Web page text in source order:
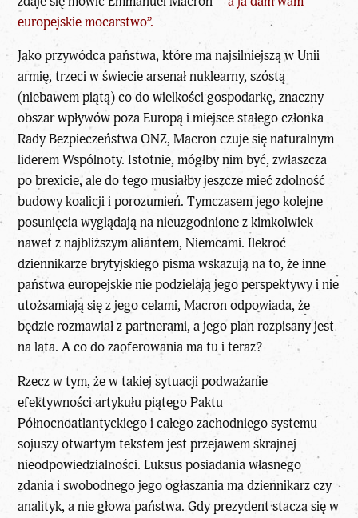
europejskie mocarstwo”.
Jako przywódca państwa, które ma najsilniejszą w Unii
armię, trzeci w świecie arsenał nuklearny, szóstą
(niebawem piątą) co do wielkości gospodarkę, znaczny
obszar wpływów poza Europą i miejsce stałego członka
Rady Bezpieczeństwa ONZ, Macron czuje się naturalnym
liderem Wspólnoty. Istotnie, mógłby nim być, zwłaszcza
po brexicie, ale do tego musiałby jeszcze mieć zdolność
budowy koalicji i porozumień. Tymczasem jego kolejne
posunięcia wyglądają na nieuzgodnione z kimkolwiek –
nawet z najbliższym aliantem, Niemcami. Ilekroć
dziennikarze brytyjskiego pisma wskazują na to, że inne
państwa europejskie nie podzielają jego perspektywy i nie
utożsamiają się z jego celami, Macron odpowiada, że
będzie rozmawiał z partnerami, a jego plan rozpisany jest
na lata. A co do zaoferowania ma tu i teraz?
Rzecz w tym, że w takiej sytuacji podważanie
efektywności artykułu piątego Paktu
Północnoatlantyckiego i całego zachodniego systemu
sojuszy otwartym tekstem jest przejawem skrajnej
nieodpowiedzialności. Luksus posiadania własnego
zdania i swobodnego jego ogłaszania ma dziennikarz czy
analityk, a nie głowa państwa. Gdy prezydent stacza się w